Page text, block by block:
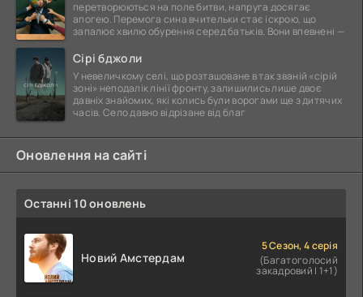
перетворюються на поле битви, напруга досягає
апогею. Перемога сина вчительки стає іскрою, що
запалює хвилю обурення серед батьків. Вони впевнені —
Сірі бджоли
У невеличкому селі, що розташоване в так званій «сірій
зоні» неподалік лінії фронту, залишились лише двоє
давніх знайомих, які колись були ворогами ще з дитячих
часів. Село давно відрізане від благ
Оновлення на сайті
Останні 10 оновлень
Новий Амстердам
5 Сезон, 4 серія
(Багатоголосий
закадровий | 1+1)